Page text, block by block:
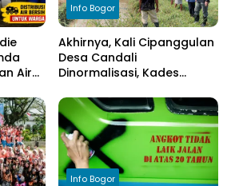
Air
Info Bogor
Akhirnya, Kali Cipanggulan
Desa Candali
Dinormalisasi, Kades
kepada Bupati Bogor
Info Bogor